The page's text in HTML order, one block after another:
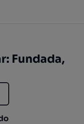
Fundada,